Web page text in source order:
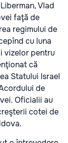
Vlad
faţă de
regimului de
cu luna
vizelor pentru
că
Statului Israel
de
Oficialii au
cotei de